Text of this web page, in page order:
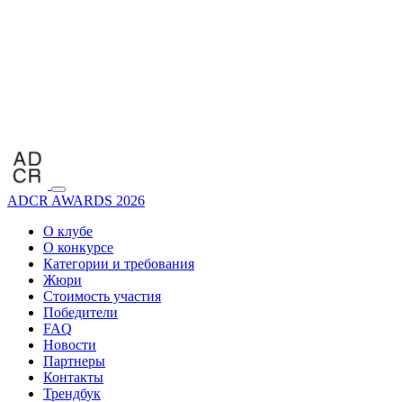
ADCR AWARDS 2026
О клубе
О конкурсе
Категории и требования
Жюри
Стоимость участия
Победители
FAQ
Новости
Партнеры
Контакты
Трендбук